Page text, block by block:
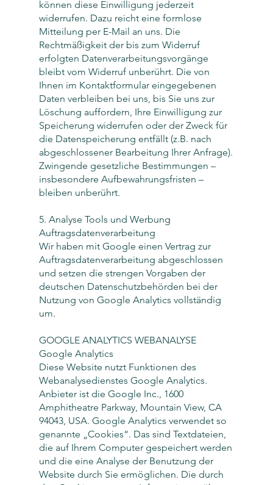
können diese Einwilligung jederzeit
widerrufen. Dazu reicht eine formlose
Mitteilung per E-Mail an uns. Die
Rechtmäßigkeit der bis zum Widerruf
erfolgten Datenverarbeitungsvorgänge
bleibt vom Widerruf unberührt. Die von
Ihnen im Kontaktformular eingegebenen
Daten verbleiben bei uns, bis Sie uns zur
Löschung auffordern, Ihre Einwilligung zur
Speicherung widerrufen oder der Zweck für
die Datenspeicherung entfällt (z.B. nach
abgeschlossener Bearbeitung Ihrer Anfrage).
Zwingende gesetzliche Bestimmungen –
insbesondere Aufbewahrungsfristen –
bleiben unberührt.
5. Analyse Tools und Werbung
Auftragsdatenverarbeitung
Wir haben mit Google einen Vertrag zur
Auftragsdatenverarbeitung abgeschlossen
und setzen die strengen Vorgaben der
deutschen Datenschutzbehörden bei der
Nutzung von Google Analytics vollständig
um.
GOOGLE ANALYTICS WEBANALYSE
Google Analytics
Diese Website nutzt Funktionen des
Webanalysedienstes Google Analytics.
Anbieter ist die Google Inc., 1600
Amphitheatre Parkway, Mountain View, CA
94043, USA. Google Analytics verwendet so
genannte „Cookies“. Das sind Textdateien,
die auf Ihrem Computer gespeichert werden
und die eine Analyse der Benutzung der
Website durch Sie ermöglichen. Die durch